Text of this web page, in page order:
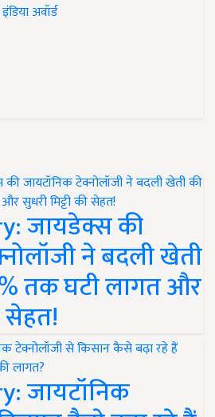
अवॉर्ड
जायडेक्स की
ने बदली खेती
तक घटी लागत और
सेहत!
जायटॉनिक